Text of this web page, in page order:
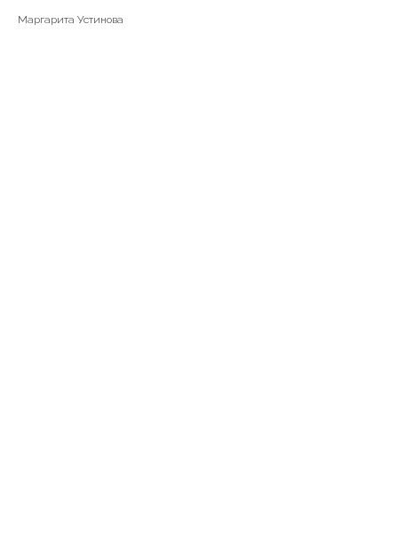
Маргарита Устинова